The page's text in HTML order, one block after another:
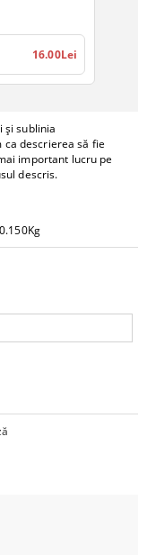
și sublinia
descrierea să fie
important lucru pe
descris.
0.150Kg
16.00Lei